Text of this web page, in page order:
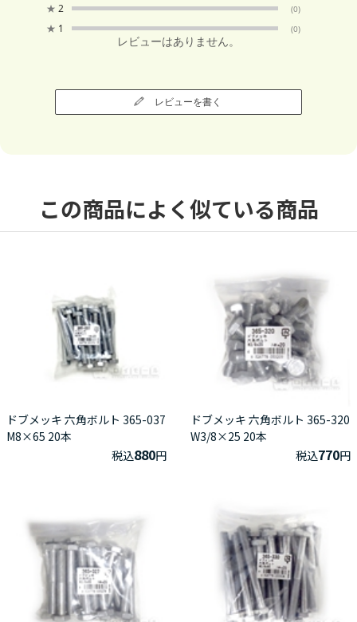
★ 2 (0)
★ 1 (0)
レビューはありません。
レビューを書く
この商品によく似ている商品
ドブメッキ 六角ボルト 365-037
M8×65 20本
税込880円
ドブメッキ 六角ボルト 365-320
W3/8×25 20本
税込770円